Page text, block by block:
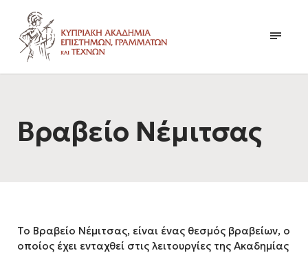
Βραβείο Νέμιτσας
Το Βραβείο Νέμιτσας, είναι ένας θεσμός βραβείων, ο
οποίος έχει ενταχθεί στις λειτουργίες της Ακαδημίας